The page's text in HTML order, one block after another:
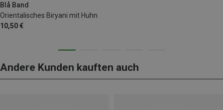
Blå Band
Orientalisches Biryani mit Huhn
10,50 €
Andere Kunden kauften auch